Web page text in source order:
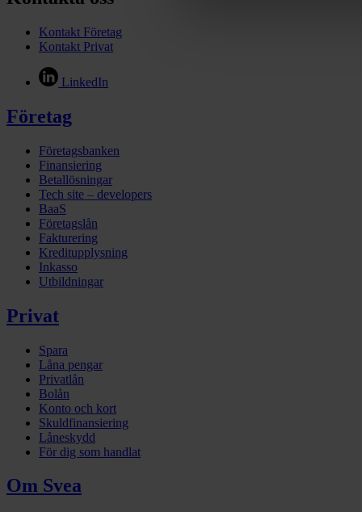
Kontakt Företag
Kontakt Privat
LinkedIn
Företag
Företagsbanken
Finansiering
Betallösningar
Tech site – developers
BaaS
Företagslån
Fakturering
Kreditupplysning
Inkasso
Utbildningar
Privat
Spara
Låna pengar
Privatlån
Bolån
Konto och kort
Skuldfinansiering
Låneskydd
För dig som handlat
Om Svea